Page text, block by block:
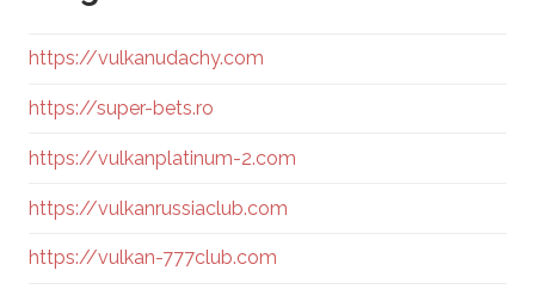
https://vulkanudachy.com
https://super-bets.ro
https://vulkanplatinum-2.com
https://vulkanrussiaclub.com
https://vulkan-777club.com